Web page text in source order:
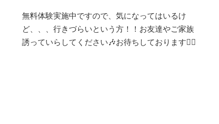
無料体験実施中ですので、気になってはいるけ
ど、、、行きづらいという方！！お友達やご家族
誘っていらしてください🎶お待ちしております🙇‍♀️